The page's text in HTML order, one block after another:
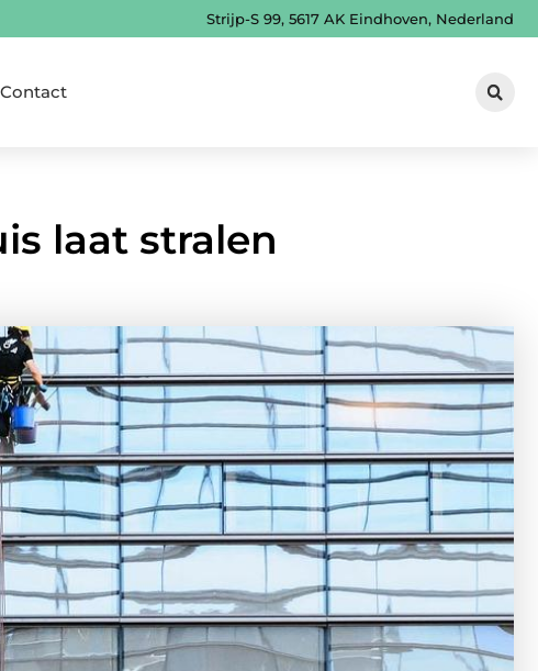
Strijp-S 99, 5617 AK Eindhoven, Nederland
Contact
laat stralen